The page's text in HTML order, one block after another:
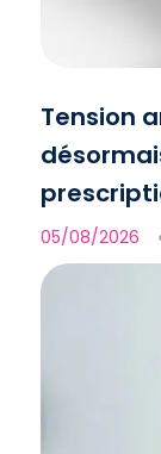
Tension
05/08/2026